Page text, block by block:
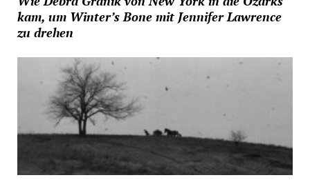
kam, um Winter’s Bone mit Jennifer Lawrence
zu drehen